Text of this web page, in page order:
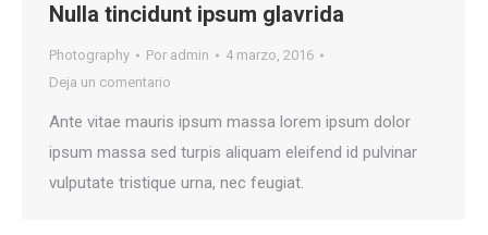
Nulla tincidunt ipsum glavrida
Photography Por admin
4 marzo, 2016
Deja un comentario
Ante vitae mauris ipsum massa lorem ipsum dolor
ipsum massa sed turpis aliquam eleifend id pulvinar
vulputate tristique urna, nec feugiat.